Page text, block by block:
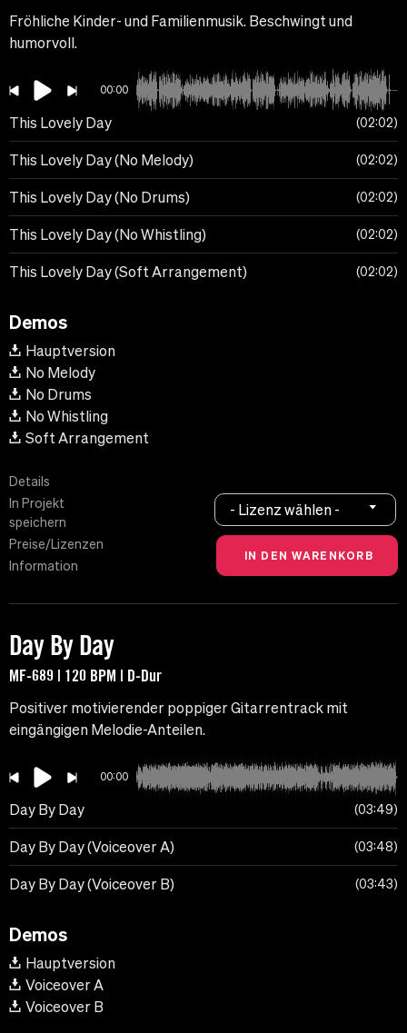
Fröhliche Kinder- und Familienmusik. Beschwingt und
humorvoll.
00:00
This Lovely Day 02:02
This Lovely Day (No Melody) 02:02
This Lovely Day (No Drums) 02:02
This Lovely Day (No Whistling) 02:02
This Lovely Day (Soft Arrangement) 02:02
Demos
Hauptversion
No Melody
No Drums
No Whistling
Soft Arrangement
Details
In Projekt
speichern
Preise/Lizenzen
Information
- Lizenz wählen -
Day By Day
MF-689 | 120 BPM | D-Dur
Positiver motivierender poppiger Gitarrentrack mit
eingängigen Melodie-Anteilen.
00:00
Day By Day 03:49
Day By Day (Voiceover A) 03:48
Day By Day (Voiceover B) 03:43
Demos
Hauptversion
Voiceover A
Voiceover B